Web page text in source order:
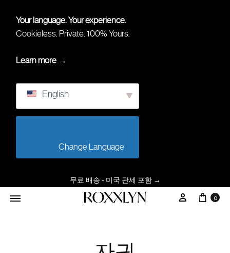
Your language. Your experience.
Cookieless. Private. 100% Yours.
Learn more →
English
무료 배송 - 미국 관세 포함 →
0